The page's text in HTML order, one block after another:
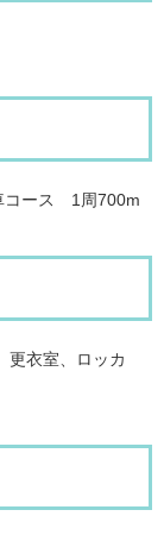
コース 1周700m
更衣室、ロッカ